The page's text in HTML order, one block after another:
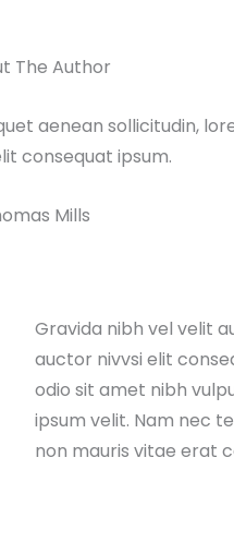
The Author
aenean sollicitudin,
consequat ipsum.
Mills
Gravida nibh vel velit
auctor nivvsi elit
odio sit amet nibh
ipsum velit. Nam nec
non mauris vitae erat